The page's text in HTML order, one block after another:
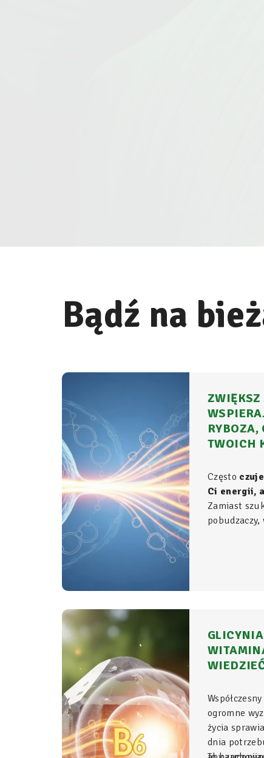
Bądź na
ZWIĘKSZ
RYBOZA,
TWOICH
Często
Ci energii,
Zamiast
organizmie
ogromne
życia
dnia